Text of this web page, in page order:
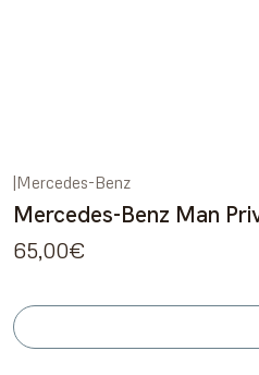
|Mercedes-Benz
Mercedes-Benz Man
65,00€